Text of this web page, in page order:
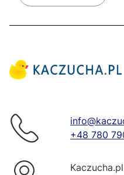
+48 780
Kaczucha.pl